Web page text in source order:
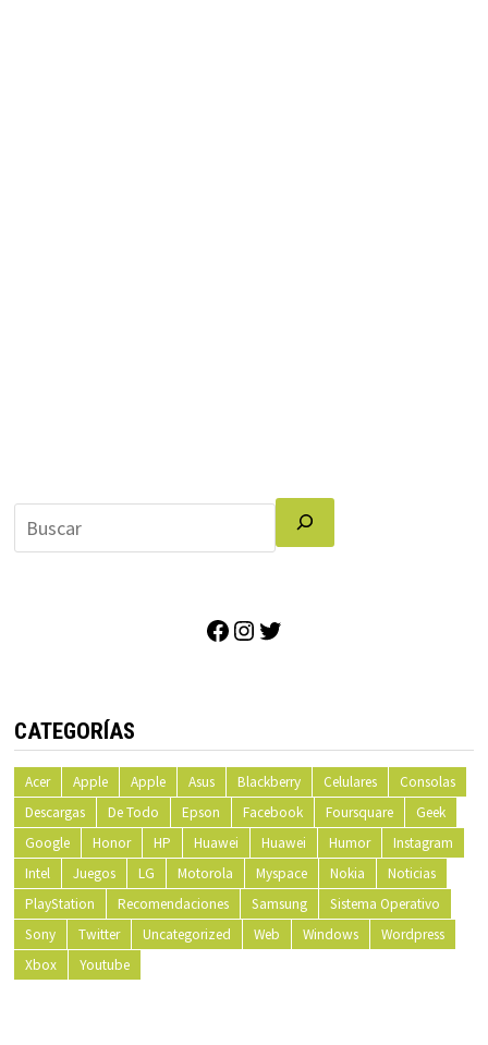
Facebook
Instagram
CATEGORÍAS
Acer Apple Apple Asus Blackberry Celulares
Consolas
Descargas
De Todo Epson Facebook Foursquare
Geek
Google
Honor HP Huawei Huawei Humor
Instagram
Intel
Juegos LG Motorola Myspace Nokia
Noticias
PlayStation
Recomendaciones Samsung
Sistema Operativo
Sony
Twitter Uncategorized Web Windows
Wordpress
Xbox
Youtube